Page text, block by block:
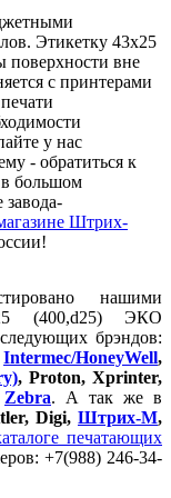
Этикетку 43х25
поверхности вне
с принтерами
у нас
- обратиться к
в большом
завода-
Штрих-
нашими
(400,d25) ЭКО
следующих брэндов:
Intermec/HoneyWell,
, Proton, Xprinter,
Zebra. А так же в
Digi,Штрих-М,
печатающих
+7(988) 246-34-